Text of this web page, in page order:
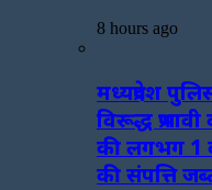
8 hours ago
मध्यप्रदेश
विरूद्ध
की लगभग 1
की संपत्ति